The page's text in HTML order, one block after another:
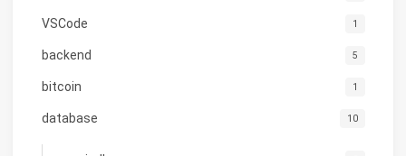
VSCode 1
backend 5
bitcoin 1
database 10